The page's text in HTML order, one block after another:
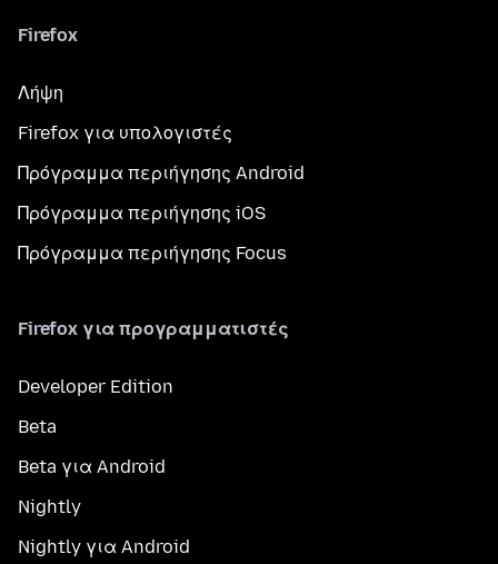
Firefox
Λήψη
Firefox για υπολογιστές
Πρόγραμμα περιήγησης Android
Πρόγραμμα περιήγησης iOS
Πρόγραμμα περιήγησης Focus
Firefox για προγραμματιστές
Developer Edition
Beta
Beta για Android
Nightly
Nightly για Android